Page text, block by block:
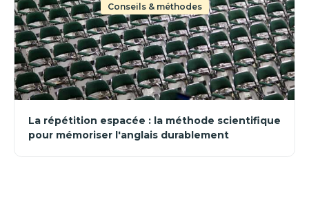
Conseils & méthodes
La répétition espacée : la méthode scientifique
pour mémoriser l'anglais durablement